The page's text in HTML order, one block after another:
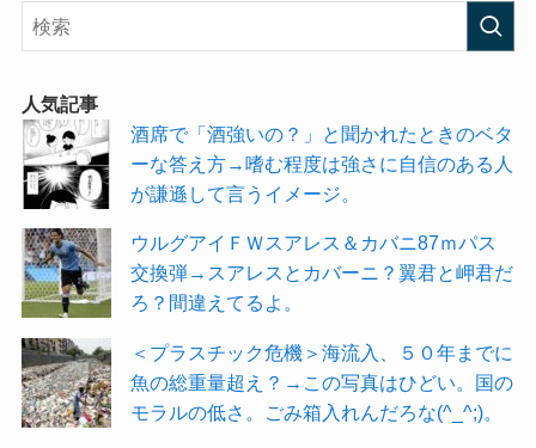
人気記事
酒席で「酒強いの？」と聞かれたときのベタ
ーな答え方→嗜む程度は強さに自信のある人
が謙遜して言うイメージ。
ウルグアイＦＷスアレス＆カバニ87ｍパス
交換弾→スアレスとカバーニ？翼君と岬君だ
ろ？間違えてるよ。
＜プラスチック危機＞海流入、５０年までに
魚の総重量超え？→この写真はひどい。国の
モラルの低さ。ごみ箱入れんだろな(^_^;)。